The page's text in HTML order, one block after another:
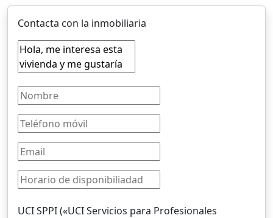
Contacta con la inmobiliaria
UCI SPPI («UCI Servicios para Profesionales